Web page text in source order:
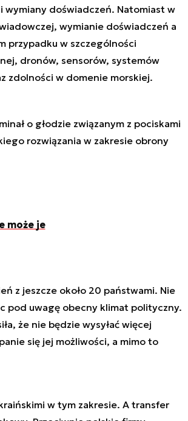
doświadczeń. Natomiast w
wymianie doświadczeń a
przypadku w szczególności
dronów, sensorów, systemów
zdolności w domenie morskiej.
o głodzie związanym z pociskami
rozwiązania w zakresie obrony
może je
z jeszcze około 20 państwami. Nie
pod uwagę obecny klimat polityczny.
że nie będzie wysyłać więcej
się jej możliwości, a mimo to
w tym zakresie. A transfer